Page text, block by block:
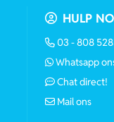
HULP
03 - 808
Whatsapp
Chat direct!
Mail ons